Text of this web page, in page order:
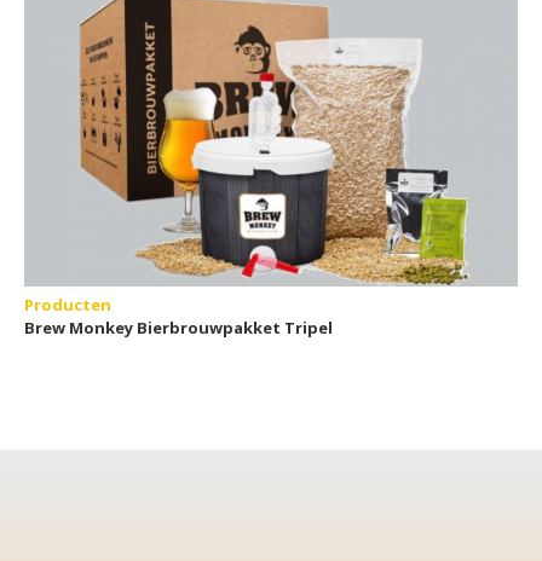
Producten
Brew Monkey Bierbrouwpakket Tripel